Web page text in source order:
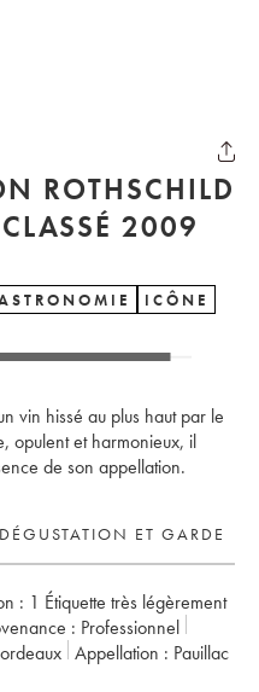
ROTHSCHILD
2009
ICÔNE
vin hissé au plus haut par le
opulent et harmonieux, il
de son appellation.
DÉGUSTATION ET GARDE
: 1 Étiquette très légèrement
:
professionnel
Bordeaux Appellation : Pauillac